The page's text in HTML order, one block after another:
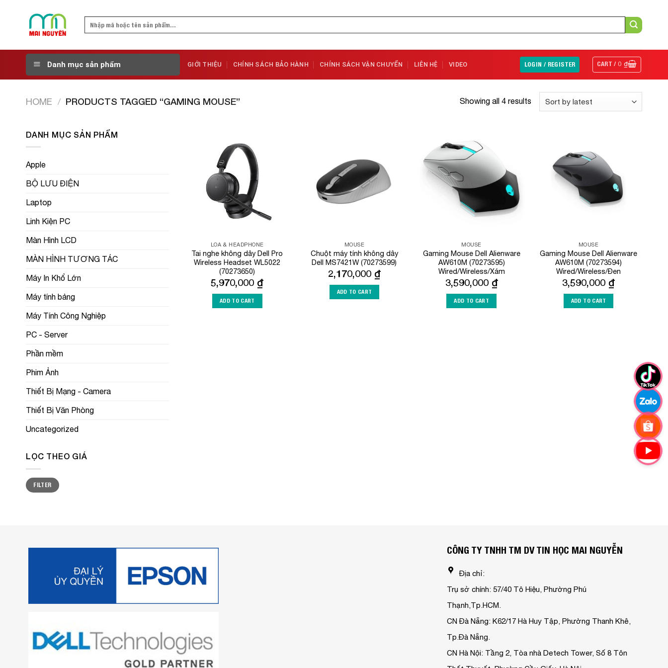
Search
Danh mục sản phẩm GIỚI THIỆU CHÍNH SÁCH BẢO HÀNH CHÍNH SÁCH VẬN CHUYỂN LIÊN HỆ VIDEO LOGIN / REGISTER CART /0₫
HOME / PRODUCTS TAGGED “GAMING MOUSE” Showing all 4 results
DANH MỤC SẢN PHẨM
Apple
BỘ LƯU ĐIỆN
Laptop
Linh Kiện PC
Màn Hình LCD
MÀN HÌNH TƯƠNG TÁC
Máy In Khổ Lớn
Máy tính bảng
Máy Tính Công Nghiệp
PC - Server
Phần mềm
Phim Ảnh
Thiết Bị Mạng - Camera
Thiết Bị Văn Phòng
Uncategorized
LỌC THEO GIÁ
Min
price
Max
priceFILTER
LOA & HEADPHONE
Tai nghe không dây Dell Pro
Wireless Headset WL5022
(70273650)
5,970,000 ₫
ADD TO CART
Wishlist
MOUSE
Chuột máy tính không dây
Dell MS7421W (70273599)
2,170,000 ₫
ADD TO CART
MOUSE
Gaming Mouse Dell Alienware
AW610M (70273595)
Wired/Wireless/Xám
3,590,000 ₫
ADD TO CART
MOUSE
Gaming Mouse Dell Alienware
AW610M (70273594)
Wired/Wireless/Đen
3,590,000 ₫
ADD TO CART
CÔNG TY TNHH TM DV TIN HỌC MAI NGUYỄN
Địa chỉ:
Trụ sở chính: 57/40 Tô Hiệu, Phường Phú
Thạnh,Tp.HCM.
CN Đà Nẵng: K62/17 Hà Huy Tập, Phường Thanh Khê,
Tp.Đà Nẵng.
CN Hà Nội: Tầng 2, Tòa nhà Detech Tower, Số 8 Tôn